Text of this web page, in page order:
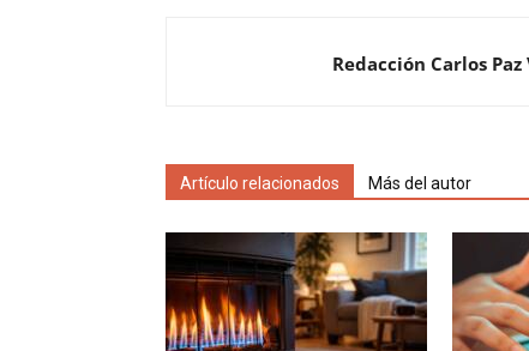
Redacción Carlos Paz
Artículo relacionados Más del autor